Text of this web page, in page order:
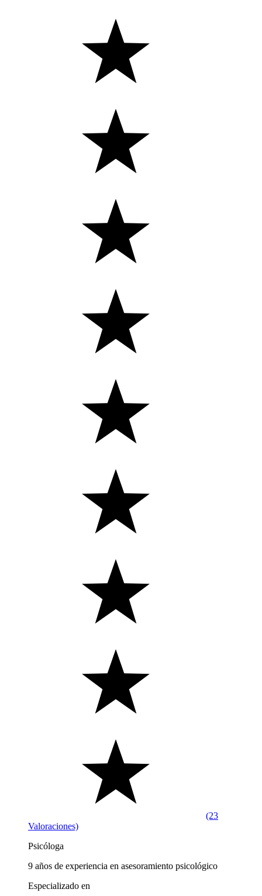
(23
Valoraciones)
Psicóloga
9 años de experiencia en asesoramiento psicológico
Especializado en